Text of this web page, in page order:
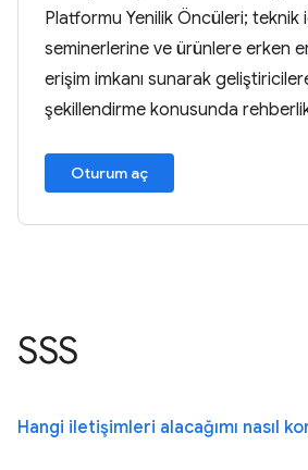
Platformu Yenilik Öncüleri; teknik
seminerlerine ve ürünlere erken
erişim imkanı sunarak
şekillendirme konusunda
Oturum aç
SSS
Hangi iletişimleri alacağımı nasıl